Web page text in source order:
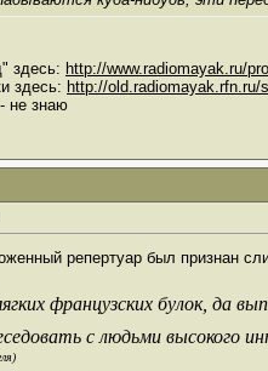
здесь: http://www.radiomayak.ru/
здесь: http://
не знаю
репертуар был признан
французских булок, да
с людьми высокого